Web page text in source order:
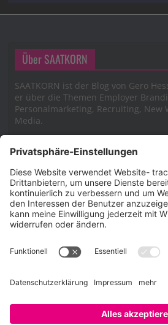
Über SAATKORN
SAATKORN ist der Blog von Gero
er über die Themen Employer
Personalmarketing, Recruiting, New
Media.
Impressum
Impressum
Cookie-Richtlinie (EU)